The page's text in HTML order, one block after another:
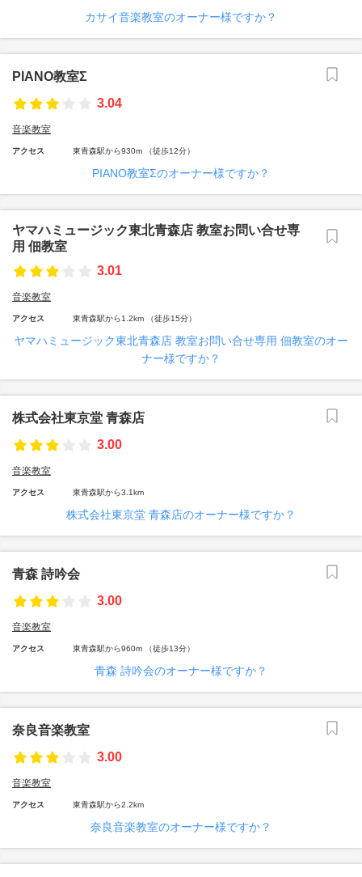
カサイ音楽教室のオーナー様ですか？
PIANO教室Σ
3.04
音楽教室
アクセス 東青森駅から930m （徒歩12分）
PIANO教室Σのオーナー様ですか？
ヤマハミュージック東北青森店 教室お問い合せ専
用 佃教室
3.01
音楽教室
アクセス 東青森駅から1.2km （徒歩15分）
ヤマハミュージック東北青森店 教室お問い合せ専用 佃教室のオー
ナー様ですか？
株式会社東京堂 青森店
3.00
音楽教室
アクセス 東青森駅から3.1km
株式会社東京堂 青森店のオーナー様ですか？
青森 詩吟会
3.00
音楽教室
アクセス 東青森駅から960m （徒歩13分）
青森 詩吟会のオーナー様ですか？
奈良音楽教室
3.00
音楽教室
アクセス 東青森駅から2.2km
奈良音楽教室のオーナー様ですか？